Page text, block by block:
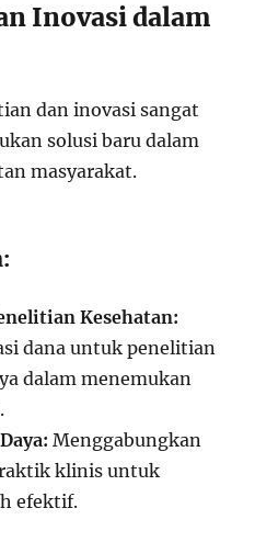
Inovasi dalam
dan inovasi sangat
solusi baru dalam
masyarakat.
Kesehatan:
dana untuk penelitian
dalam menemukan
Menggabungkan
klinis untuk
efektif.